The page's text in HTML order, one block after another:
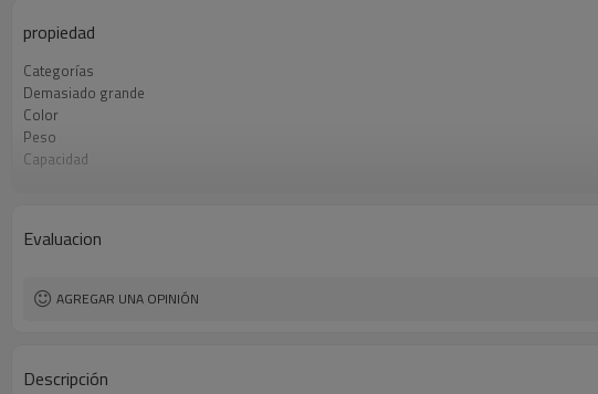
propiedad
Categorías
Demasiado grande
Color
Peso
Capacidad
Evaluacion
AGREGAR UNA OPINIÓN
Descripción